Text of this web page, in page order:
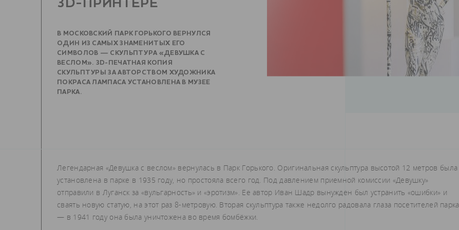
3D-ПРИНТЕРЕ
В МОСКОВСКИЙ ПАРК ГОРЬКОГО ВЕРНУЛСЯ
ОДИН ИЗ САМЫХ ЗНАМЕНИТЫХ ЕГО
СИМВОЛОВ — СКУЛЬПТУРА «ДЕВУШКА С
ВЕСЛОМ». 3D-ПЕЧАТНАЯ КОПИЯ
СКУЛЬПТУРЫ ЗА АВТОРСТВОМ ХУДОЖНИКА
ПОКРАСА ЛАМПАСА УСТАНОВЛЕНА В МУЗЕЕ
ПАРКА.
Легендарная «Девушка с веслом» вернулась в Парк Горького. Оригинальная скульптура высотой 12 метров была
установлена в парке в 1935 году, но простояла всего год. Под давлением приемной комиссии «Девушку»
отправили в Луганск за «вульгарность» и «эротизм». Ее автор Иван Шадр вынужден был устранить «ошибки» и
сваять новую статую, на этот раз 8-метровую. Вторая скульптура также недолго радовала глаза посетителей парка
— в 1941 году она была уничтожена во время бомбёжки.